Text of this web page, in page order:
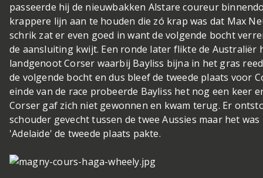
passeerde hij de nieuwbakken Alstare coureur
krappere lijn aan te houden die zó krap was dat Max
schrik zat er even goed in want de volgende bocht
de aansluiting kwijt. Een ronde later flikte de Australiër
landgenoot Corser waarbij Bayliss bijna in het gras
de volgende bocht en dus bleef de tweede plaats voor
einde van de race probeerde Bayliss het nog een keer
Corser gaf zich niet gewonnen en kwam terug. Er
schouder gevecht tussen de twee Aussies maar het
'Adelaide' de tweede plaats pakte.